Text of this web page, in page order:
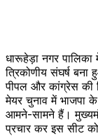
धारूहेड़ा नगर पालिका
त्रिकोणीय संघर्ष बना
पीपल और कांग्रेस की
मेयर चुनाव में भाजपा
आमने-सामने हैं।
प्रचार कर इस सीट को